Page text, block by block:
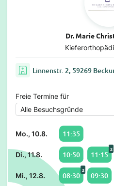
Dr. Marie
Linnenstr. 2, 59269
Freie Termine für
Mo., 10.8. 11:35
Di., 11.8. 10:50 11:15
2
Mi., 12.8. 08:30
2
09:30